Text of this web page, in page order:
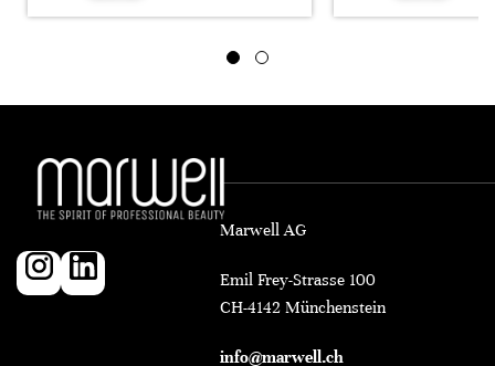
Marwell AG
Emil Frey-Strasse 100
CH-4142 Münchenstein
info@marwell.ch